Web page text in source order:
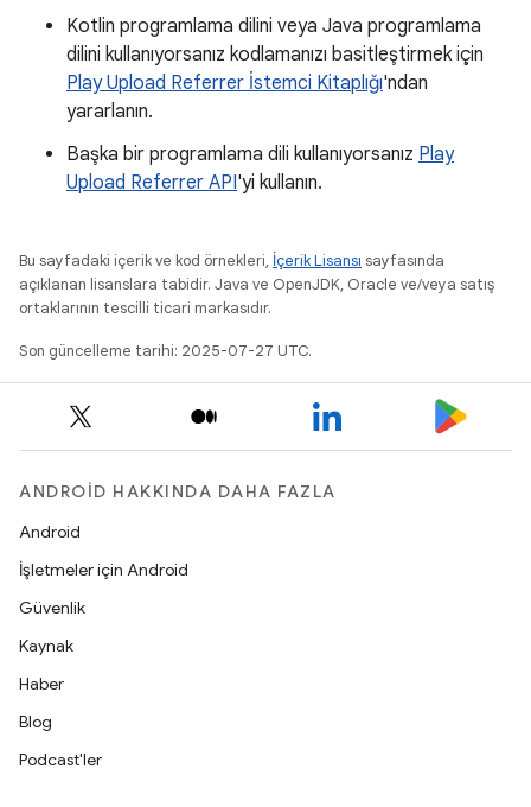
Kotlin programlama dilini veya Java programlama
dilini kullanıyorsanız kodlamanızı basitleştirmek için
Play Upload Referrer İstemci Kitaplığı'ndan
yararlanın.
Başka bir programlama dili kullanıyorsanız Play
Upload Referrer API'yi kullanın.
Bu sayfadaki içerik ve kod örnekleri, İçerik Lisansı sayfasında
açıklanan lisanslara tabidir. Java ve OpenJDK, Oracle ve/veya satış
ortaklarının tescilli ticari markasıdır.
Son güncelleme tarihi: 2025-07-27 UTC.
ANDROID HAKKINDA DAHA FAZLA
Android
İşletmeler için Android
Güvenlik
Kaynak
Haber
Blog
Podcast'ler